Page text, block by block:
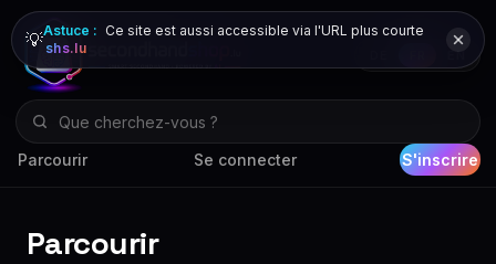
Parcourir Se connecter S'inscrire
💡Astuce : Ce site est aussi accessible via l'URL plus courte
shs.lu
Parcourir